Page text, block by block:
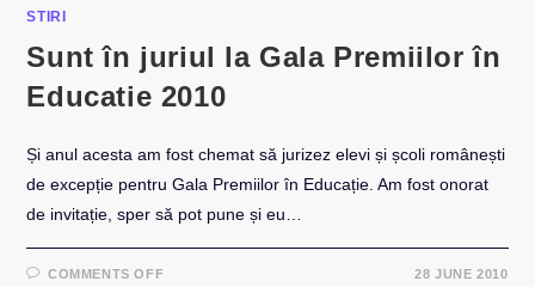
STIRI
Sunt în juriul la Gala Premiilor în
Educatie 2010
Și anul acesta am fost chemat să jurizez elevi și școli românești
de excepție pentru Gala Premiilor în Educație. Am fost onorat
de invitație, sper să pot pune și eu…
COMMENTS OFFON
28 JUNE 2010